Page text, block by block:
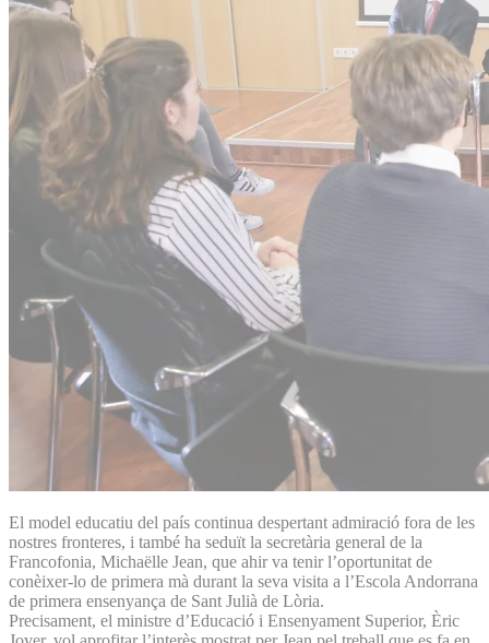
El model educatiu del país continua despertant admiració fora de les
nostres fronteres, i també ha seduït la secretària general de la
Francofonia, Michaëlle Jean, que ahir va tenir l’oportunitat de
conèixer-lo de primera mà durant la seva visita a l’Escola Andorrana
de primera ensenyança de Sant Julià de Lòria.
Precisament, el ministre d’Educació i Ensenyament Superior, Èric